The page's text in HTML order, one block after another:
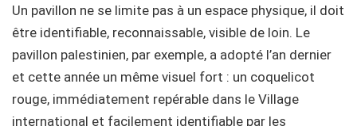
Un pavillon ne se limite pas à un espace physique, il doit
être identifiable, reconnaissable, visible de loin. Le
pavillon palestinien, par exemple, a adopté l’an dernier
et cette année un même visuel fort : un coquelicot
rouge, immédiatement repérable dans le Village
international et facilement identifiable par les